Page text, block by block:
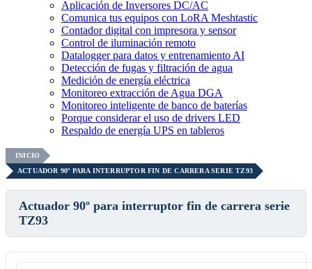
Aplicación de Inversores DC/AC
Comunica tus equipos con LoRA Meshtastic
Contador digital con impresora y sensor
Control de iluminación remoto
Datalogger para datos y entrenamiento AI
Detección de fugas y filtración de agua
Medición de energía eléctrica
Monitoreo extracción de Agua DGA
Monitoreo inteligente de banco de baterías
Porque considerar el uso de drivers LED
Respaldo de energía UPS en tableros
INICIO
ACTUADOR 90º PARA INTERRUPTOR FIN DE CARRERA SERIE TZ93
Actuador 90º para interruptor fin de carrera serie
TZ93